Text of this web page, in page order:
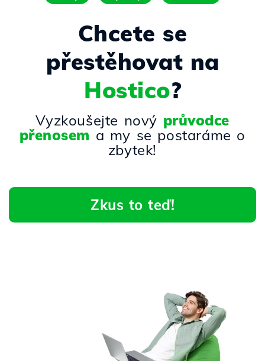
Chcete se
přestěhovat na
Hostico?
Vyzkoušejte nový průvodce
přenosem a my se postaráme o
zbytek!
Zkus to teď!